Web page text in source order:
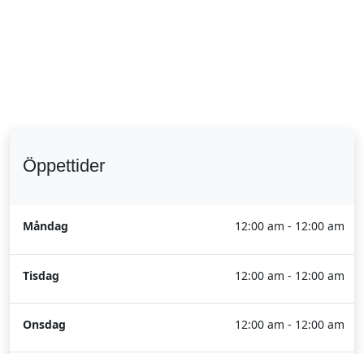
Öppettider
Måndag 12:00 am - 12:00 am
Tisdag 12:00 am - 12:00 am
Onsdag 12:00 am - 12:00 am